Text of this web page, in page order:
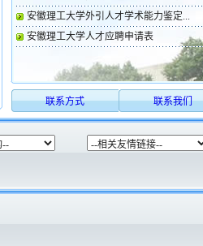
安徽理工大学外引人才学术能力鉴定...
安徽理工大学人才应聘申请表
联系方式 联系我们